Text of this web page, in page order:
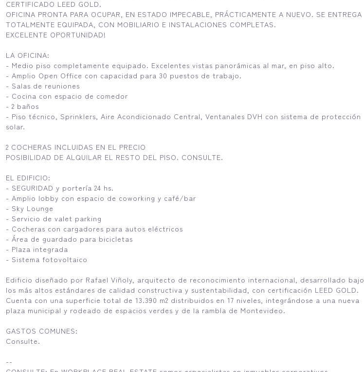
CERTIFICADO LEED GOLD.
OFICINA PRONTA PARA OCUPAR, EN ESTADO IMPECABLE, PRÁCTICAMENTE A NUEVO. SE ENTREGA
TOTALMENTE EQUIPADA, CON MOBILIARIO E INSTALACIONES COMPLETAS.
EXCELENTE OPORTUNIDAD!
LA OFICINA:
- Medio piso completamente equipado. Excelentes vistas panorámicas al mar, en piso alto.
- Amplio Open Office con capacidad para 30 puestos de trabajo.
- Salas de reuniones
- Cocina con espacio de comedor
- 2 baños
- Piso técnico, Sprinklers, Aire Acondicionado Central, Ventanales DVH con sistema de protección
solar.
2 COCHERAS INCLUIDAS EN EL PRECIO
POSIBILIDAD DE ALQUILAR EL RESTO DEL PISO. CONSULTE.
EL EDIFICIO:
- SEGURIDAD y portería 24 hs.
- Amplio lobby con espacio de coworking y café/bar
- Sky Lounge
- Servicio de valet parking
- Cocheras con cargadores para autos eléctricos
- Área de guardado para bicicletas
- Plaza integrada
- Sistema fotovoltaico
Edificio diseñado por Rafael Viñoly, arquitecto de reconocimiento internacional, desarrollado bajo
los más altos estándares de calidad constructiva y sustentabilidad, con certificación LEED GOLD.
Cuenta con una superficie total de 13.390 m2 distribuidos en 17 niveles, integrándose a una nueva
plaza municipal y rodeado de espacios verdes y de la rambla de Montevideo.
GASTOS COMUNES:
Consulte.
--